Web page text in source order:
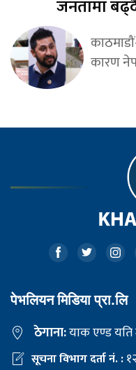
जनतामा
कारण
पेभलियन मिडिया प्रा.लि
ठेगाना:याक एण्ड यति
सूचना विभाग दर्ता नं. :